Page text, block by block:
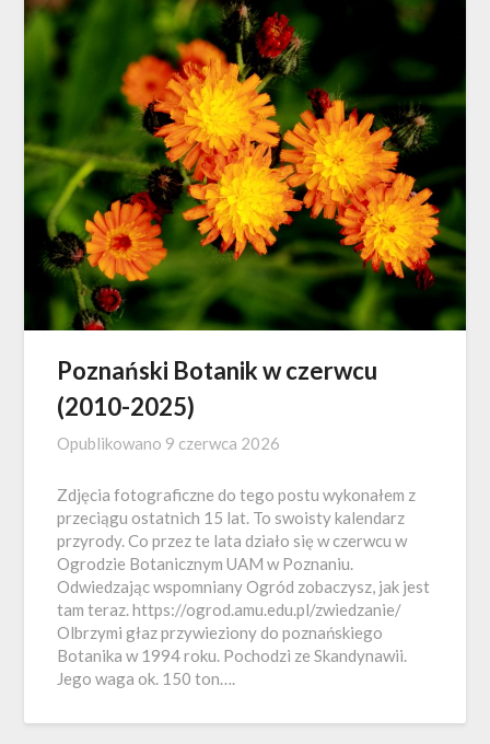
Poznański Botanik w czerwcu
(2010-2025)
Opublikowano 9 czerwca 2026
Zdjęcia fotograficzne do tego postu wykonałem z
przeciągu ostatnich 15 lat. To swoisty kalendarz
przyrody. Co przez te lata działo się w czerwcu w
Ogrodzie Botanicznym UAM w Poznaniu.
Odwiedzając wspomniany Ogród zobaczysz, jak jest
tam teraz. https://ogrod.amu.edu.pl/zwiedzanie/
Olbrzymi głaz przywieziony do poznańskiego
Botanika w 1994 roku. Pochodzi ze Skandynawii.
Jego waga ok. 150 ton….